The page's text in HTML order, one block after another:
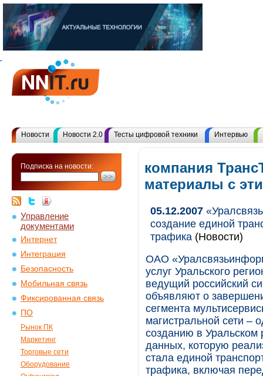
Новости Новости 2.0 Тесты цифровой техники Интервью
Подписка на новости:
Управление
документами
Интернет
Интеграция
Безопасность
Мобильная связь
Фиксированная связь
ПО
Рынок ПК
Маркетинг
Торговые сети
Оборудование
компания
материалы с
05.12.2007
создание единой
трафика (Новости)
ОАО
услуг Уральского
ведущий российский
объявляют о
сегмента
магистральной сети –
созданию в Уральском
данных, которую
стала единой
трафика, включая